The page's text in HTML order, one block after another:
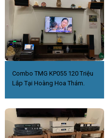
Combo TMG KP055 120 Triệu
Lắp Tại Hoàng Hoa Thám.